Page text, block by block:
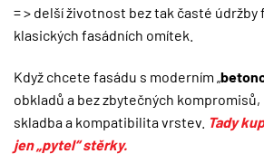
= > delší životnost bez tak časté údržby
klasických fasádních omítek.
Když chcete fasádu s moderním „
obkladů a bez zbytečných
skladba a kompatibilita vrstev. Tady
jen „pytel“ stěrky.